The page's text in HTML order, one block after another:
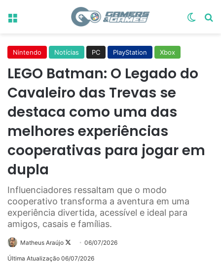
Menu
Nintendo Notícias PC PlayStation Xbox
LEGO Batman: O Legado do
Cavaleiro das Trevas se
destaca como uma das
melhores experiências
cooperativas para jogar em
dupla
Influenciadores ressaltam que o modo
cooperativo transforma a aventura em uma
experiência divertida, acessível e ideal para
amigos, casais e famílias.
Matheus Araújo
Follow06/07/2026
Última Atualização 06/07/2026